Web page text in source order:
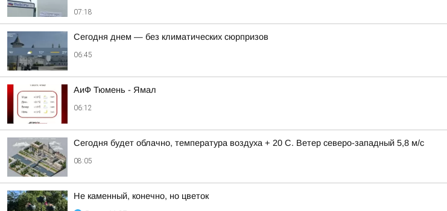
07:18
Сегодня днем — без климатических сюрпризов
06:45
АиФ Тюмень - Ямал
06:12
Сегодня будет облачно, температура воздуха + 20 С. Ветер северо-западный 5,8 м/с
08:05
Не каменный, конечно, но цветок